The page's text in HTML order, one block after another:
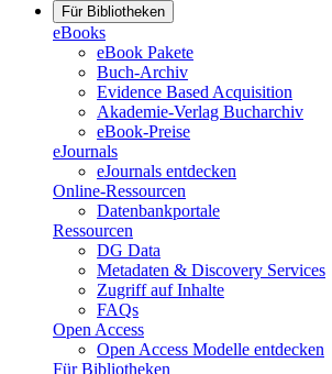
Für Bibliotheken
eBooks
eBook Pakete
Buch-Archiv
Evidence Based Acquisition
Akademie-Verlag Bucharchiv
eBook-Preise
eJournals
eJournals entdecken
Online-Ressourcen
Datenbankportale
Ressourcen
DG Data
Metadaten & Discovery Services
Zugriff auf Inhalte
FAQs
Open Access
Open Access Modelle entdecken
Für Bibliotheken